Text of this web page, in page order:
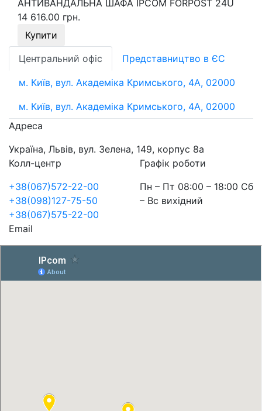
АНТИВАНДАЛЬНА ШАФА IPCOM FORPOST 24U
14 616.00 грн.
Купити
Центральний офіс
Представництво в ЄС
м. Київ, вул. Академіка Кримського, 4А, 02000
м. Київ, вул. Академіка Кримського, 4А, 02000
Адреса
Україна, Львів, вул. Зелена, 149, корпус 8а
Колл-центр
+38(067)572-22-00
+38(098)127-75-50
+38(067)575-22-00
Графік роботи
Пн – Пт 08:00 – 18:00 Сб
– Вс вихідний
Email